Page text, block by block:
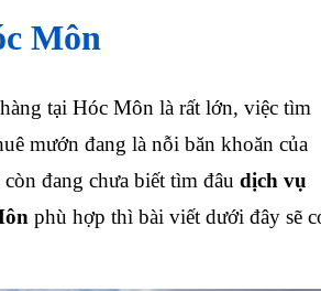
Môn
tại Hóc Môn là rất lớn, việc tìm
mướn đang là nỗi băn khoăn của
đang chưa biết tìm đâu dịch vụ
phù hợp thì bài viết dưới đây sẽ